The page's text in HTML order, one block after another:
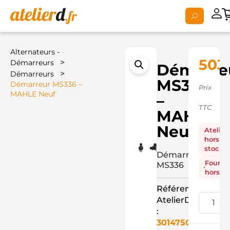
Alternateurs -
Démarreurs
>
Démarreurs >
Démarreur MS336 –
MAHLE Neuf
MS336
–
MAHLE
Neuf
Démarreur
MS336
Référence
AtelierD
:
3014750
Prix
TTC
Atelier
hors
stock
hors